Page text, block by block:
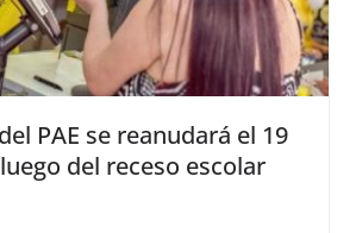
PAE se reanudará el 19
del receso escolar